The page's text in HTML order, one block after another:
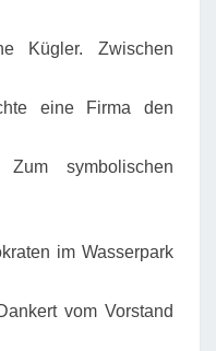
Kügler. Zwischen
eine Firma den
symbolischen
im Wasserpark
vom Vorstand